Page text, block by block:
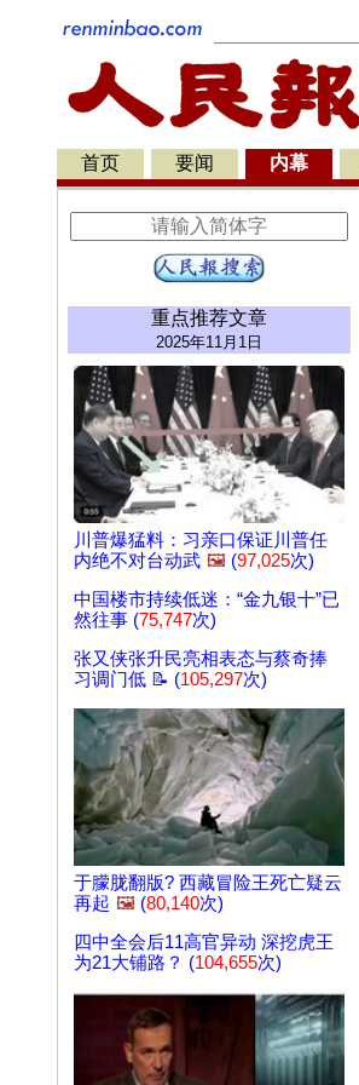
首页 要闻 内幕
重点推荐文章
2025年11月1日
川普爆猛料：习亲口保证川普任
内绝不对台动武 🖼️ (97,025次)
中国楼市持续低迷：“金九银十”已
然往事 (75,747次)
张又侠张升民亮相表态与蔡奇捧
习调门低 📝 (105,297次)
于朦胧翻版? 西藏冒险王死亡疑云
再起 🖼️ (80,140次)
四中全会后11高官异动 深挖虎王
为21大铺路？ (104,655次)